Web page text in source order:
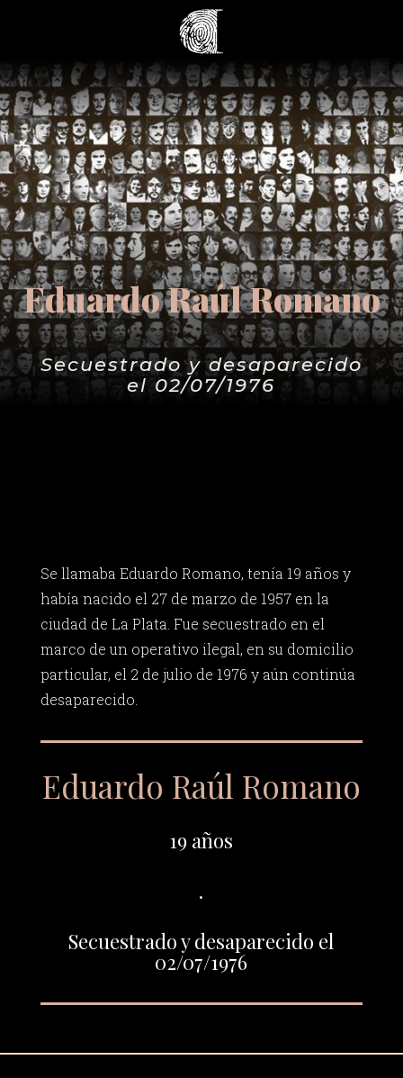
Eduardo Raúl Romano
Secuestrado y desaparecido
el 02/07/1976
Se llamaba Eduardo Romano, tenía 19 años y
había nacido el 27 de marzo de 1957 en la
ciudad de La Plata. Fue secuestrado en el
marco de un operativo ilegal, en su domicilio
particular, el 2 de julio de 1976 y aún continúa
desaparecido.
Eduardo Raúl Romano
19 años
.
Secuestrado y desaparecido el
02/07/1976